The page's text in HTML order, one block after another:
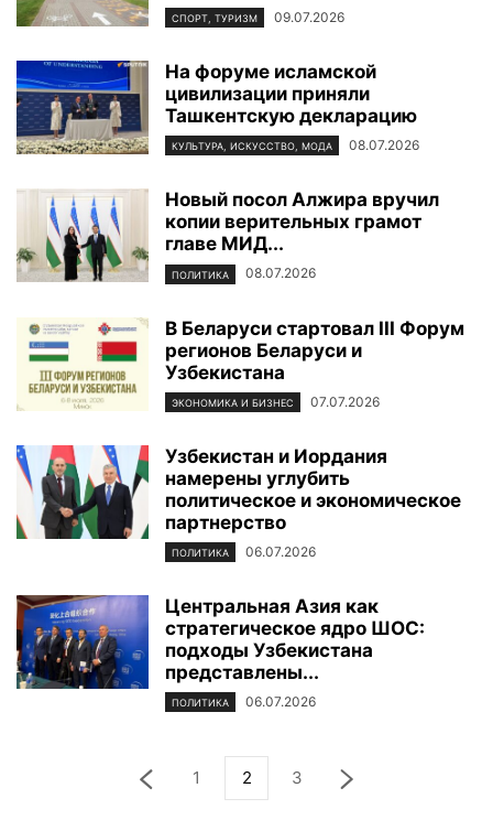
СПОРТ, ТУРИЗМ 09.07.2026
На форуме исламской
цивилизации приняли
Ташкентскую декларацию
КУЛЬТУРА, ИСКУССТВО, МОДА 08.07.2026
Новый посол Алжира вручил
копии верительных грамот
главе МИД...
ПОЛИТИКА 08.07.2026
В Беларуси стартовал III Форум
регионов Беларуси и
Узбекистана
ЭКОНОМИКА И БИЗНЕС 07.07.2026
Узбекистан и Иордания
намерены углубить
политическое и экономическое
партнерство
ПОЛИТИКА 06.07.2026
Центральная Азия как
стратегическое ядро ШОС:
подходы Узбекистана
представлены...
ПОЛИТИКА 06.07.2026
1 2 3